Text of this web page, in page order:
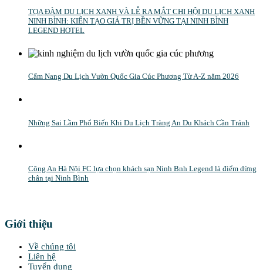
TỌA ĐÀM DU LỊCH XANH VÀ LỄ RA MẮT CHI HỘI DU LỊCH XANH
NINH BÌNH: KIẾN TẠO GIÁ TRỊ BỀN VỮNG TẠI NINH BÌNH
LEGEND HOTEL
Cẩm Nang Du Lịch Vườn Quốc Gia Cúc Phương Từ A-Z năm 2026
Những Sai Lầm Phổ Biến Khi Du Lịch Tràng An Du Khách Cần Tránh
Công An Hà Nội FC lựa chọn khách sạn Ninh Bnh Legend là điểm dừng
chân tại Ninh Bình
Giới thiệu
Về chúng tôi
Liên hệ
Tuyển dụng